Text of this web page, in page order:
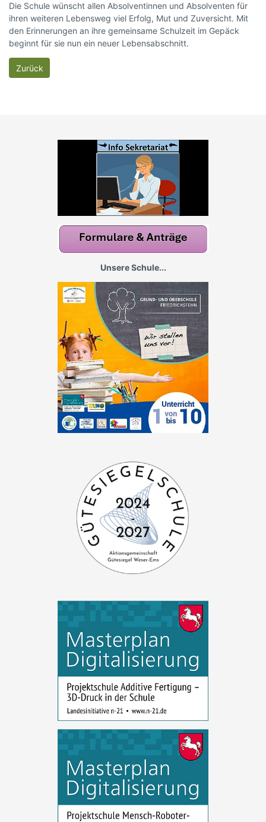
Unsere Schule...
Die Schule wünscht allen Absolventinnen und Absolventen für
ihren weiteren Lebensweg viel Erfolg, Mut und Zuversicht. Mit
den Erinnerungen an ihre gemeinsame Schulzeit im Gepäck
beginnt für sie nun ein neuer Lebensabschnitt.
Zurück